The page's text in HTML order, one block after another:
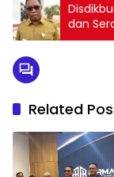
dan
Related